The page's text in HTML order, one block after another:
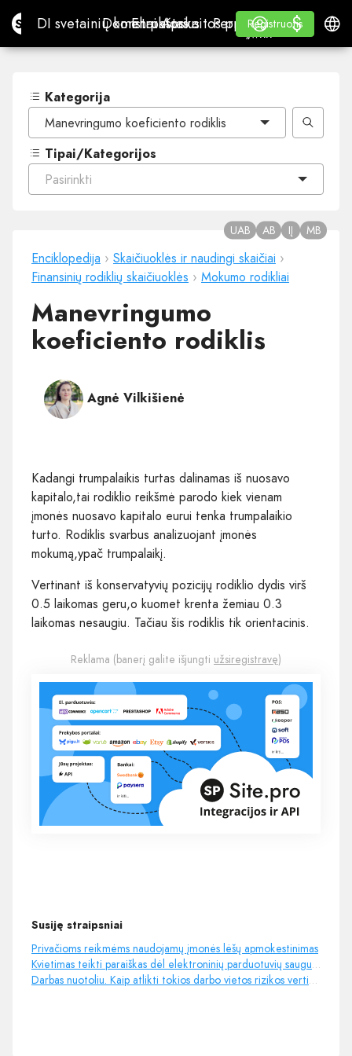
Site.proDI svetainių konstruktorius
DI svetainių konstruktorius
Domenai
DomenaiEl. paštas
El. paštasApskaitos programa
Apskaitos programa
Perpardavėjams
„WHITE LABEL“
Mokymasis
Mokymasis
Registruotis
Registruotis
Prisijungti
$
$
Kategorija
Manevringumo koeficiento rodiklis
Tipai/Kategorijos
Pasirinkti
Enciklopedija › Skaičiuoklės ir naudingi skaičiai ›
Finansinių rodiklių skaičiuoklės › Mokumo rodikliai
Manevringumo
koeficiento rodiklis
UAB AB IĮ MB
Agnė Vilkišienė
Kadangi trumpalaikis turtas dalinamas iš nuosavo
kapitalo,tai rodiklio reikšmė parodo kiek vienam
įmonės nuosavo kapitalo eurui tenka trumpalaikio
turto. Rodiklis svarbus analizuojant įmonės
mokumą,ypač trumpalaikį.
Vertinant iš konservatyvių pozicijų rodiklio dydis virš
0.5 laikomas geru,o kuomet krenta žemiau 0.3
laikomas nesaugiu. Tačiau šis rodiklis tik orientacinis.
Reklama (banerį galite išjungti užsiregistravę)
Susiję straipsniai
Privačioms reikmėms naudojamų įmonės lėšų apmokestinimas
Kvietimas teikti paraiškas dėl elektroninių parduotuvių saugumo
Darbas nuotoliu. Kaip atlikti tokios darbo vietos rizikos vertinimą?